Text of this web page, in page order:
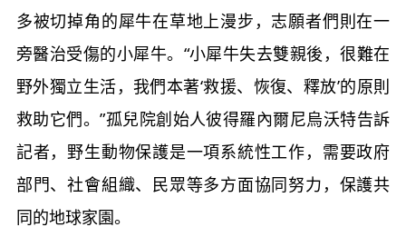
多被切掉角的犀牛在草地上漫步，志願者們則在一
旁醫治受傷的小犀牛。“小犀牛失去雙親後，很難在
野外獨立生活，我們本著‘救援、恢復、釋放’的原則
救助它們。”孤兒院創始人彼得羅內爾尼烏沃特告訴
記者，野生動物保護是一項系統性工作，需要政府
部門、社會組織、民眾等多方面協同努力，保護共
同的地球家園。